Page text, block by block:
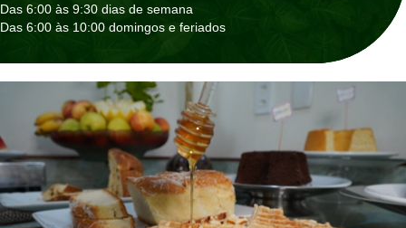
Das 6:00 às 9:30 dias de semana
Das 6:00 às 10:00 domingos e feriados